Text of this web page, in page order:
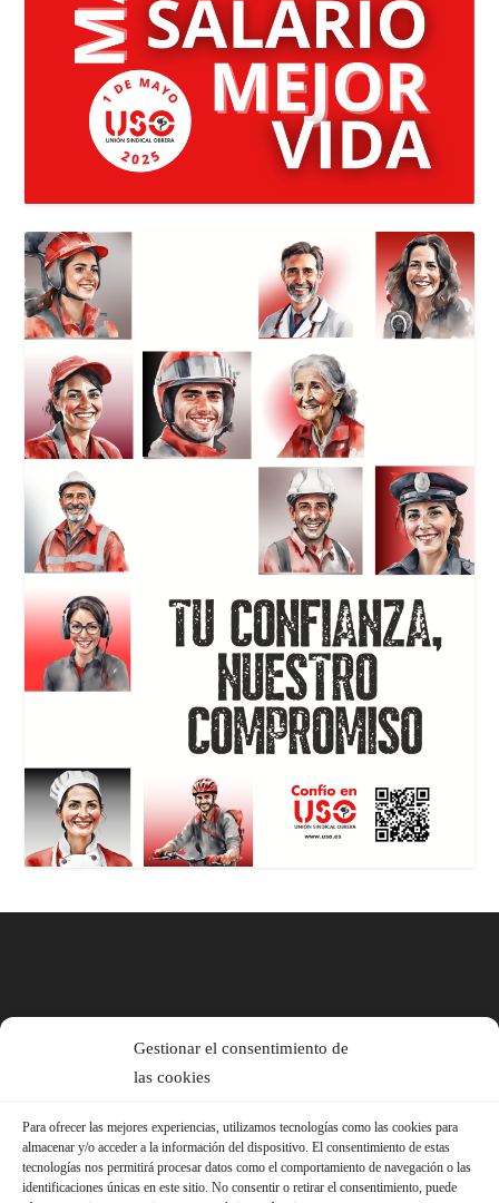
Gestionar el consentimiento de
las cookies
Para ofrecer las mejores experiencias, utilizamos tecnologías como las cookies para
almacenar y/o acceder a la información del dispositivo. El consentimiento de estas
tecnologías nos permitirá procesar datos como el comportamiento de navegación o las
identificaciones únicas en este sitio. No consentir o retirar el consentimiento, puede